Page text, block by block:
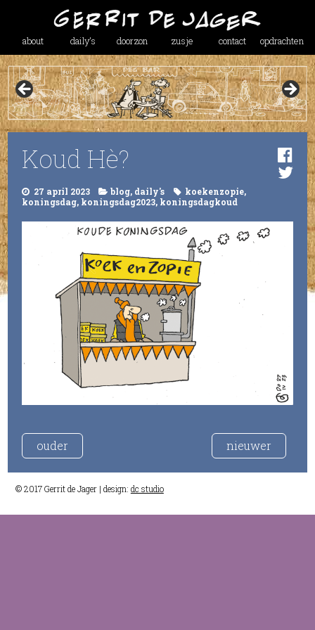
about daily’s doorzon zusje contact opdrachten
Koud Hè?
27 april 2023 blog, daily's koekenzopie,
koningsdag, koningsdag2023, koningsdagkoud
ouder nieuwer
© 2017 Gerrit de Jager | design: dc studio